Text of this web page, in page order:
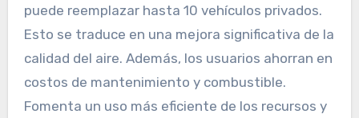
puede reemplazar hasta 10 vehículos privados.
Esto se traduce en una mejora significativa de la
calidad del aire. Además, los usuarios ahorran en
costos de mantenimiento y combustible.
Fomenta un uso más eficiente de los recursos y